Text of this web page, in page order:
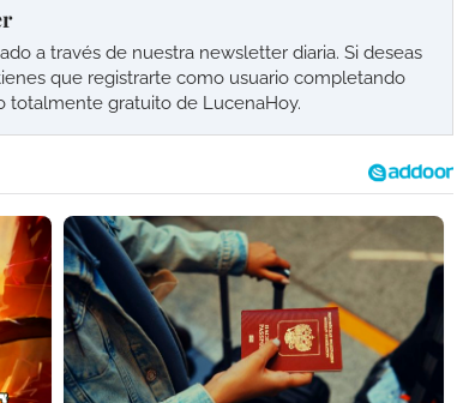
a través de nuestra newsletter diaria. Si deseas
que registrarte como usuario completando
totalmente gratuito de LucenaHoy.